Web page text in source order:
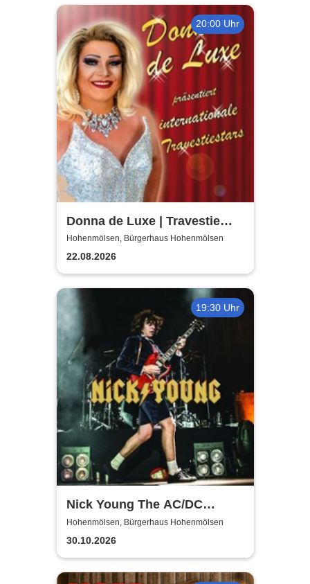
20:00 Uhr
Donna de Luxe | Travestie
Show
Hohenmölsen, Bürgerhaus Hohenmölsen
22.08.2026
19:30 Uhr
Nick Young The AC/DC
Master-Band
Hohenmölsen, Bürgerhaus Hohenmölsen
30.10.2026